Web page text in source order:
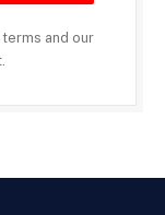
and our